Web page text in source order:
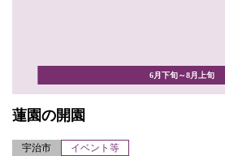
6月下旬～8月上旬
蓮園の開園
宇治市 イベント等